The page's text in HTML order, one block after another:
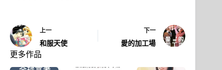
上一
和服天使
下一
愛的加工場
更多作品